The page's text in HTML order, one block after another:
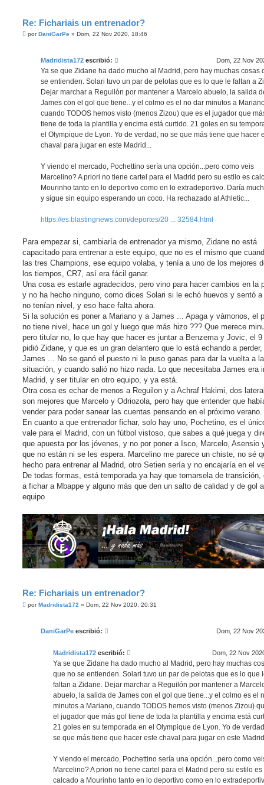
Re: Fichariais un entrenador?
MporDaniGarPe » Dom, 22 Nov 2020, 18:46
Madridista172 escribió: Dom, 22 Nov
Ya se que Zidane ha dado mucho al Madrid, pero hay muchas cosas
se entienden. Solari tuvo un par de pelotas que es lo que le faltan a
Dejar marchar a Reguilón por mantener a Marcelo abuelo, la salida
James con el gol que tiene...y el colmo es el no dar minutos a
cuando TODOS hemos visto (menos Zizou) que es el jugador que
tiene de toda la plantilla y encima está curtido. 21 goles en su
el Olympique de Lyon. Yo de verdad, no se que más tiene que hacer
chaval para jugar en este Madrid...
Y viendo el mercado, Pochettino sería una opción...pero como veis
Marcelino? A priori no tiene cartel para el Madrid pero su estilo es
Mourinho tanto en lo deportivo como en lo extradeportivo. Daría
y sigue sin equipo esperando un coco. Ha rechazado al Athletic...
https://es.blastingnews.com/deportes/20 ... 32584.html
Para empezar si, cambiaría de entrenador ya mismo, Zidane no está
capacitado para entrenar a este equipo, que no es el mismo que
las tres Champions, ese equipo volaba, y tenía a uno de los mejores
los tiempos, CR7, así era fácil ganar.
Una cosa es estarle agradecidos, pero vino para hacer cambios en la
y no ha hecho ninguno, como dices Solari si le echó huevos y sentó
no tenían nivel, y eso hace falta ahora.
Si la solución es poner a Mariano y a James ... Apaga y vámonos, el
no tiene nivel, hace un gol y luego que más hizo ??? Que merece
pero titular no, lo que hay que hacer es juntar a Benzema y Jovic, el 9
pidió Zidane, y que es un gran delantero que lo está echando a
James ... No se ganó el puesto ni le puso ganas para dar la vuelta a la
situación, y cuando salió no hizo nada. Lo que necesitaba James era
Madrid, y ser titular en otro equipo, y ya está.
Otra cosa es echar de menos a Reguilon y a Achraf Hakimi, dos
son mejores que Marcelo y Odriozola, pero hay que entender que
vender para poder sanear las cuentas pensando en el próximo verano.
En cuanto a que entrenador fichar, solo hay uno, Pochetino, es el
vale para el Madrid, con un fútbol vistoso, que sabes a qué juega y
que apuesta por los jóvenes, y no por poner a Isco, Marcelo, Asensio
que no están ni se les espera. Marcelino me parece un chiste, no sé
hecho para entrenar al Madrid, otro Setien sería y no encajaría en el
De todas formas, está temporada ya hay que tomarsela de transición,
a fichar a Mbappe y alguno más que den un salto de calidad y de gol
equipo
Re: Fichariais un entrenador?
MporMadridista172 » Dom, 22 Nov 2020, 20:31
DaniGarPe escribió: Dom, 22 Nov
Madridista172 escribió: Dom, 22 Nov
Ya se que Zidane ha dado mucho al Madrid, pero hay muchas
que no se entienden. Solari tuvo un par de pelotas que es lo que
faltan a Zidane. Dejar marchar a Reguilón por mantener a
abuelo, la salida de James con el gol que tiene...y el colmo es el
minutos a Mariano, cuando TODOS hemos visto (menos Zizou)
el jugador que más gol tiene de toda la plantilla y encima está
21 goles en su temporada en el Olympique de Lyon. Yo de
se que más tiene que hacer este chaval para jugar en este
Y viendo el mercado, Pochettino sería una opción...pero como
Marcelino? A priori no tiene cartel para el Madrid pero su estilo es
calcado a Mourinho tanto en lo deportivo como en lo